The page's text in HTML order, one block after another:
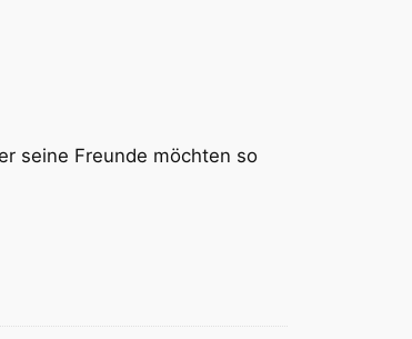
seine Freunde möchten so